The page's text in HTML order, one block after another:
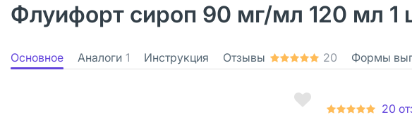
Флуифорт сироп 90 мг/мл 120 мл 1
Основное Аналоги 1 Инструкция Отзывы 20 Формы
20